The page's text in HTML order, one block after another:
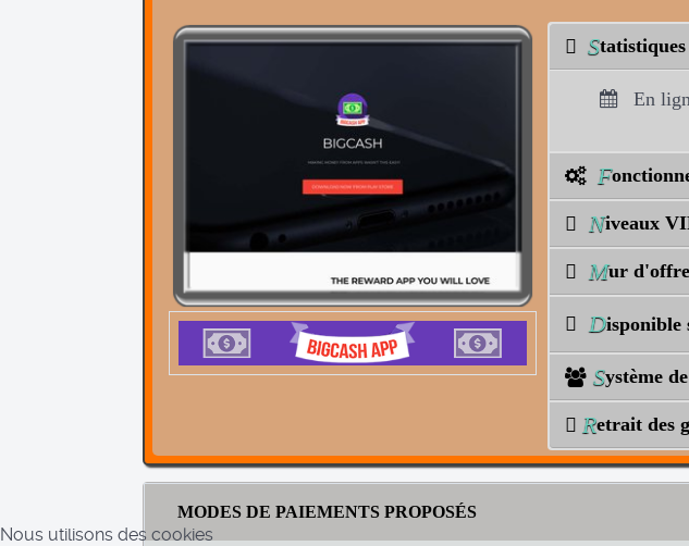
Statistiques
En
F
Niveaux
Mur
Disponible
Système
Retrait des
MODES DE PAIEMENTS PROPOSÉS
Nous utilisons des cookies